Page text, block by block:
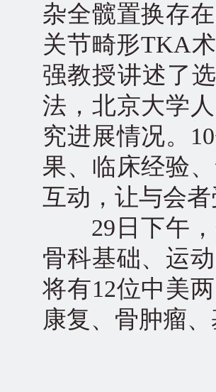
杂全髋置换存
关节畸形TKA
强教授讲述了
法，北京大学
究进展情况。
果、临床经验
互动，让与会
29日下午，
骨科基础、运
将有12位中美
康复、骨肿瘤